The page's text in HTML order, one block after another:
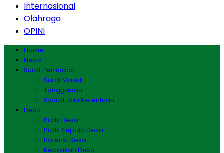
Internasional
Olahraga
OPINI
Home
News
Surat Pembaca
Surat Masuk
Tanggapan
Syarat dan Ketentuan
Desa
Profil Desa
Profil Kepala Desa
Potensi Desa
Kebijakan Desa